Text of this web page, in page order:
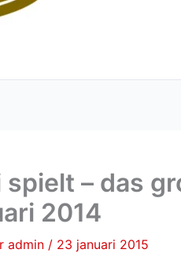
spielt – das
2014
admin / 23 januari 2015